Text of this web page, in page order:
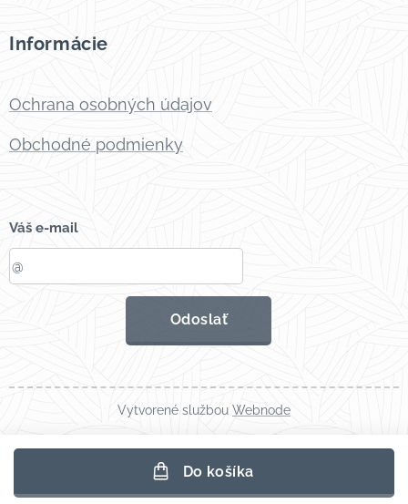
Do košíka
Informácie
Ochrana osobných údajov
Obchodné podmienky
Váš e-mail
Odoslať
Vytvorené službou Webnode